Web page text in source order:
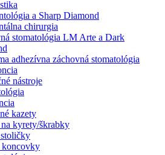
a Sharp Diamond
chirurgia
stomatológia LM Arte a Dark
adhezívna záchovná stomatológia
nástroje
kazety
kyrety/škrabky